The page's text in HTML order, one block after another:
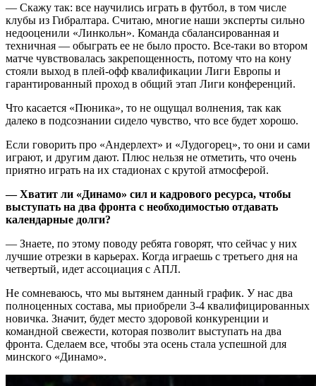
— Скажу так: все научились играть в футбол, в том числе
клубы из Гибралтара. Считаю, многие наши эксперты сильно
недооценили «Линкольн». Команда сбалансированная и
техничная — обыграть ее не было просто. Все-таки во втором
матче чувствовалась закрепощенность, потому что на кону
стояли выход в плей-офф квалификации Лиги Европы и
гарантированный проход в общий этап Лиги конференций.
Что касается «Пюника», то не ощущал волнения, так как
далеко в подсознании сидело чувство, что все будет хорошо.
Если говорить про «Андерлехт» и «Лудогорец», то они и сами
играют, и другим дают. Плюс нельзя не отметить, что очень
приятно играть на их стадионах с крутой атмосферой.
— Хватит ли «Динамо» сил и кадрового ресурса, чтобы
выступать на два фронта с необходимостью отдавать
календарные долги?
— Знаете, по этому поводу ребята говорят, что сейчас у них
лучшие отрезки в карьерах. Когда играешь с третьего дня на
четвертый, идет ассоциация с АПЛ.
Не сомневаюсь, что мы вытянем данный график. У нас два
полноценных состава, мы приобрели 3-4 квалифицированных
новичка. Значит, будет место здоровой конкуренции и
командной свежести, которая позволит выступать на два
фронта. Сделаем все, чтобы эта осень стала успешной для
минского «Динамо».